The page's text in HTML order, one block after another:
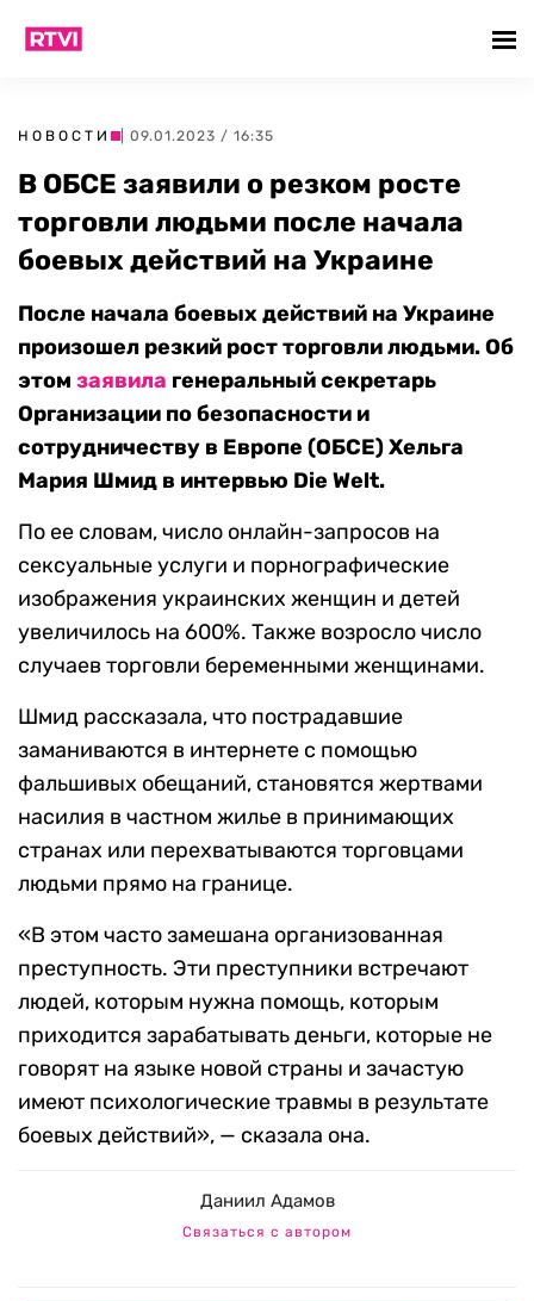
НОВОСТИ | 09.01.2023 / 16:35
В ОБСЕ заявили о резком росте
торговли людьми после начала
боевых действий на Украине
После начала боевых действий на Украине
произошел резкий рост торговли людьми. Об
этом заявила генеральный секретарь
Организации по безопасности и
сотрудничеству в Европе (ОБСЕ) Хельга
Мария Шмид в интервью Die Welt.
По ее словам, число онлайн-запросов на
сексуальные услуги и порнографические
изображения украинских женщин и детей
увеличилось на 600%. Также возросло число
случаев торговли беременными женщинами.
Шмид рассказала, что пострадавшие
заманиваются в интернете с помощью
фальшивых обещаний, становятся жертвами
насилия в частном жилье в принимающих
странах или перехватываются торговцами
людьми прямо на границе.
«В этом часто замешана организованная
преступность. Эти преступники встречают
людей, которым нужна помощь, которым
приходится зарабатывать деньги, которые не
говорят на языке новой страны и зачастую
имеют психологические травмы в результате
боевых действий», — сказала она.
Даниил Адамов
Связаться с автором